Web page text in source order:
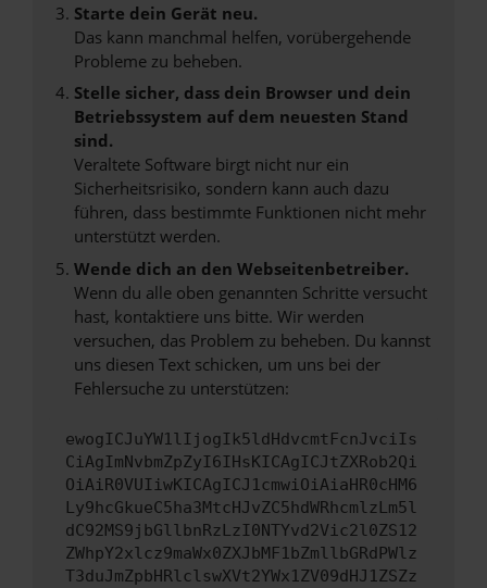
Starte dein Gerät neu.
Das kann manchmal helfen, vorübergehende
Probleme zu beheben.
Stelle sicher, dass dein Browser und dein
Betriebssystem auf dem neuesten Stand
sind.
Veraltete Software birgt nicht nur ein
Sicherheitsrisiko, sondern kann auch dazu
führen, dass bestimmte Funktionen nicht mehr
unterstützt werden.
Wende dich an den Webseitenbetreiber.
Wenn du alle oben genannten Schritte versucht
hast, kontaktiere uns bitte. Wir werden
versuchen, das Problem zu beheben. Du kannst
uns diesen Text schicken, um uns bei der
Fehlersuche zu unterstützen:
ewogICJuYW1lIjogIk5ldHdvcmtFcnJvciIs
CiAgImNvbmZpZyI6IHsKICAgICJtZXRob2Qi
OiAiR0VUIiwKICAgICJ1cmwiOiAiaHR0cHM6
Ly9hcGkueC5ha3MtcHJvZC5hdWRhcmlzLm5l
dC92MS9jbGllbnRzLzI0NTYvd2Vic2l0ZS12
ZWhpY2xlcz9maWx0ZXJbMF1bZmllbGRdPWlz
T3duJmZpbHRlclswXVt2YWx1ZV09dHJ1ZSZz